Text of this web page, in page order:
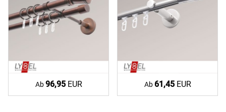
Ab96,95EUR Ab 61,45EUR